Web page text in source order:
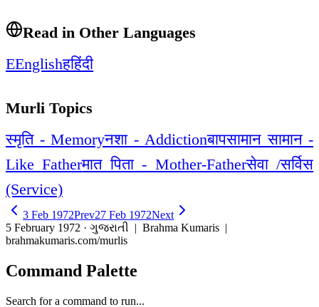
Read in Other Languages
EEnglishहहिंदी
Murli Topics
स्मृति - Memoryनशा - Addictionबापसामान सामान -
Like Fatherमात पिता - Mother-Fatherसेवा /सर्विस
(Service)
3 Feb 1972Prev27 Feb 1972Next
5 February 1972 · ગુજરાતી | Brahma Kumaris |
brahmakumaris.com/murlis
Command Palette
Search for a command to run...